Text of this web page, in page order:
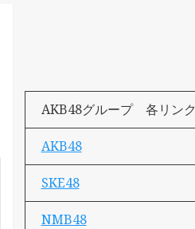
AKB48グループ 各リンク
AKB48
SKE48
NMB48